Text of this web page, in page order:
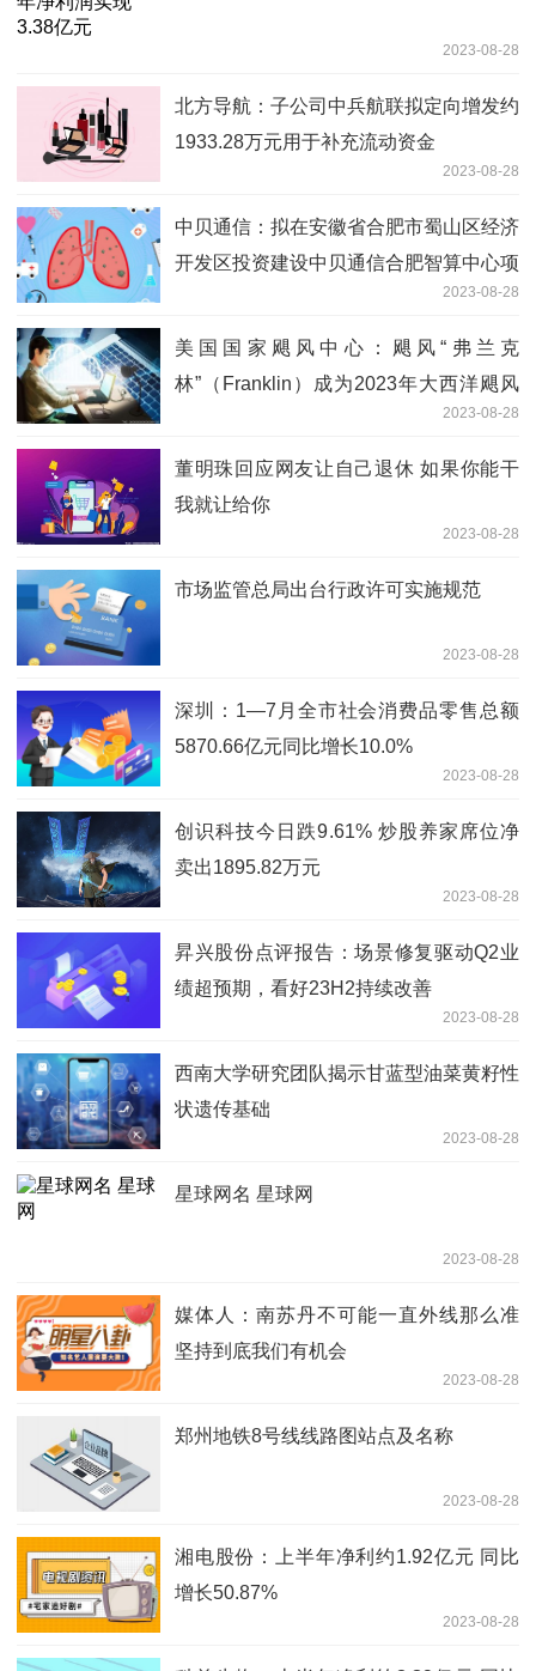
2023-08-28
北方导航：子公司中兵航联拟定向增发约
1933.28万元用于补充流动资金
2023-08-28
中贝通信：拟在安徽省合肥市蜀山区经济
开发区投资建设中贝通信合肥智算中心项
2023-08-28
美国国家飓风中心：飓风“弗兰克
林”（Franklin）成为2023年大西洋飓风
2023-08-28
董明珠回应网友让自己退休 如果你能干
我就让给你
2023-08-28
市场监管总局出台行政许可实施规范
2023-08-28
深圳：1—7月全市社会消费品零售总额
5870.66亿元同比增长10.0%
2023-08-28
创识科技今日跌9.61% 炒股养家席位净
卖出1895.82万元
2023-08-28
昇兴股份点评报告：场景修复驱动Q2业
绩超预期，看好23H2持续改善
2023-08-28
西南大学研究团队揭示甘蓝型油菜黄籽性
状遗传基础
2023-08-28
星球网名 星球网
2023-08-28
媒体人：南苏丹不可能一直外线那么准
坚持到底我们有机会
2023-08-28
郑州地铁8号线线路图站点及名称
2023-08-28
湘电股份：上半年净利约1.92亿元 同比
增长50.87%
2023-08-28